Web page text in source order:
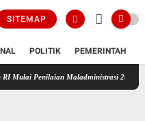
SITEMAP
POLITIK PEMERINTAH
Maladministrasi 2026, Jadi